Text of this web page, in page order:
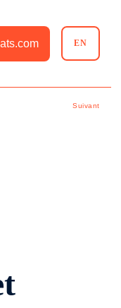
EN
Suivant